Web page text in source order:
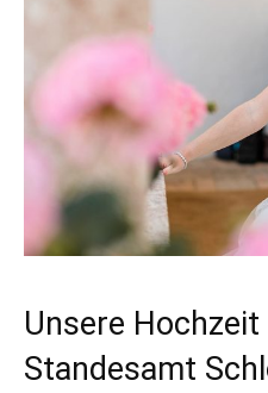
Unsere
Standesamt